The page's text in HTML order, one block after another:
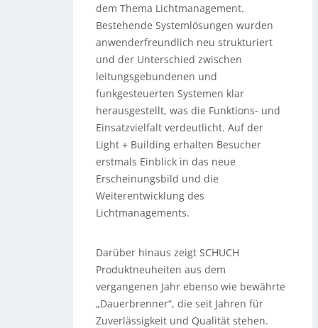
dem Thema Lichtmanagement.
Bestehende Systemlösungen wurden
anwenderfreundlich neu strukturiert
und der Unterschied zwischen
leitungsgebundenen und
funkgesteuerten Systemen klar
herausgestellt, was die Funktions- und
Einsatzvielfalt verdeutlicht. Auf der
Light + Building erhalten Besucher
erstmals Einblick in das neue
Erscheinungsbild und die
Weiterentwicklung des
Lichtmanagements.
Darüber hinaus zeigt SCHUCH
Produktneuheiten aus dem
vergangenen Jahr ebenso wie bewährte
„Dauerbrenner“, die seit Jahren für
Zuverlässigkeit und Qualität stehen.